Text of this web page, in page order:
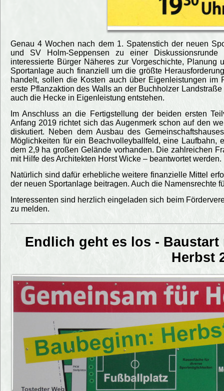
Genau 4 Wochen nach dem 1. Spatenstich der neuen
und SV Holm-Seppensen zu einer
interessierte Bürger Näheres zur Vorgeschichte,
Sportanlage auch finanziell um die größte
handelt, sollen die Kosten auch über Eigenleistungen
erste Pflanzaktion des Walls an der Buchholzer
auch die Hecke in Eigenleistung entstehen.
Im Anschluss an die Fertigstellung der beiden ersten
Anfang 2019 richtet sich das Augenmerk schon auf den
diskutiert. Neben dem Ausbau des
Möglichkeiten für ein Beachvolleyballfeld, eine
dem 2,9 ha großen Gelände vorhanden. Die zahlreichen
mit Hilfe des Architekten Horst Wicke – beantwortet werden.
Natürlich sind dafür erhebliche weitere finanzielle Mittel
der neuen Sportanlage beitragen. Auch die Namensrechte
Interessenten sind herzlich eingeladen sich beim
zu melden.
Endlich geht es los -
Herbst